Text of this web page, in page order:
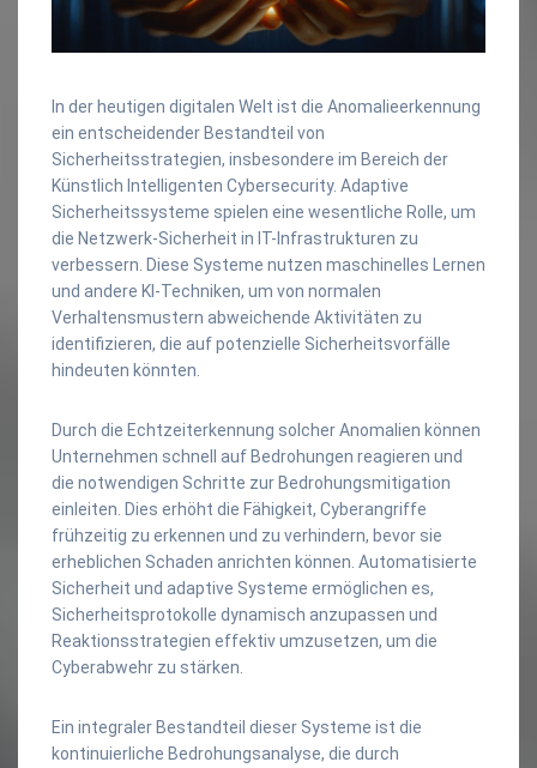
In der heutigen digitalen Welt ist die Anomalieerkennung
ein entscheidender Bestandteil von
Sicherheitsstrategien, insbesondere im Bereich der
Künstlich Intelligenten Cybersecurity. Adaptive
Sicherheitssysteme spielen eine wesentliche Rolle, um
die Netzwerk-Sicherheit in IT-Infrastrukturen zu
verbessern. Diese Systeme nutzen maschinelles Lernen
und andere KI-Techniken, um von normalen
Verhaltensmustern abweichende Aktivitäten zu
identifizieren, die auf potenzielle Sicherheitsvorfälle
hindeuten könnten.
Durch die Echtzeiterkennung solcher Anomalien können
Unternehmen schnell auf Bedrohungen reagieren und
die notwendigen Schritte zur Bedrohungsmitigation
einleiten. Dies erhöht die Fähigkeit, Cyberangriffe
frühzeitig zu erkennen und zu verhindern, bevor sie
erheblichen Schaden anrichten können. Automatisierte
Sicherheit und adaptive Systeme ermöglichen es,
Sicherheitsprotokolle dynamisch anzupassen und
Reaktionsstrategien effektiv umzusetzen, um die
Cyberabwehr zu stärken.
Ein integraler Bestandteil dieser Systeme ist die
kontinuierliche Bedrohungsanalyse, die durch